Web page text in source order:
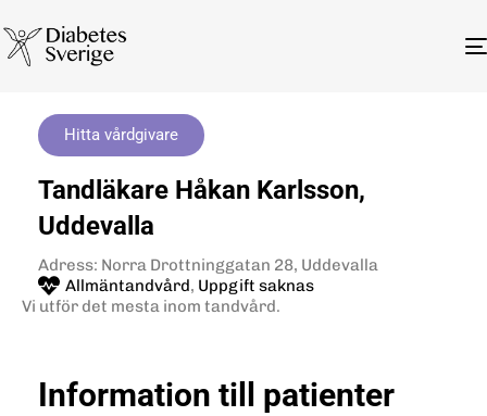
Hitta vårdgivare
Tandläkare Håkan Karlsson,
Uddevalla
Adress: Norra Drottninggatan 28, Uddevalla
Allmäntandvård, Uppgift saknas
Vi utför det mesta inom tandvård.
Information till patienter